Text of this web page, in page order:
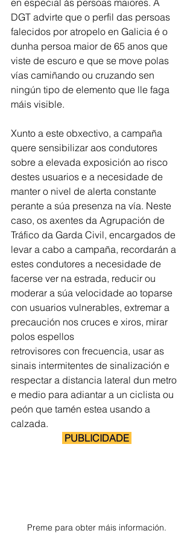
DGT advirte que o perfil das persoas
falecidos por atropelo en Galicia é o
dunha persoa maior de 65 anos que
viste de escuro e que se move polas
vías camiñando ou cruzando sen
ningún tipo de elemento que lle faga
máis visible.
Xunto a este obxectivo, a campaña
quere sensibilizar aos condutores
sobre a elevada exposición ao risco
destes usuarios e a necesidade de
manter o nivel de alerta constante
perante a súa presenza na vía. Neste
caso, os axentes da Agrupación de
Tráfico da Garda Civil, encargados de
levar a cabo a campaña, recordarán a
estes condutores a necesidade de
facerse ver na estrada, reducir ou
moderar a súa velocidade ao toparse
con usuarios vulnerables, extremar a
precaución nos cruces e xiros, mirar
polos espellos
retrovisores con frecuencia, usar as
sinais intermitentes de sinalización e
respectar a distancia lateral dun metro
e medio para adiantar a un ciclista ou
peón que tamén estea usando a
calzada.
PUBLICIDADE
Preme para obter máis información.